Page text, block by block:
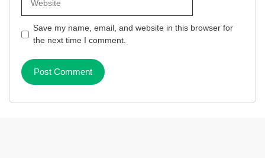
Save my name, email, and website in this browser for
the next time I comment.